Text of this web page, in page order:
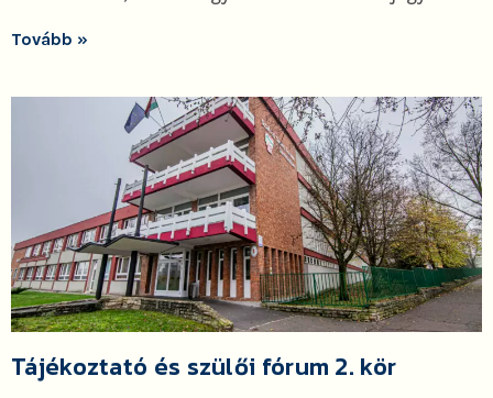
Tovább »
Tájékoztató és szülői fórum 2. kör